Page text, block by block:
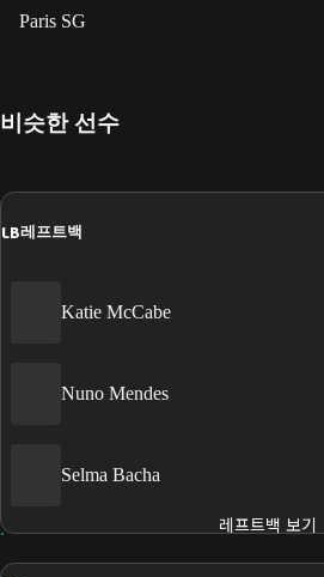
Paris SG
비슷한 선수
LB레프트백
Katie McCabe
Nuno Mendes
Selma Bacha
레프트백 보기